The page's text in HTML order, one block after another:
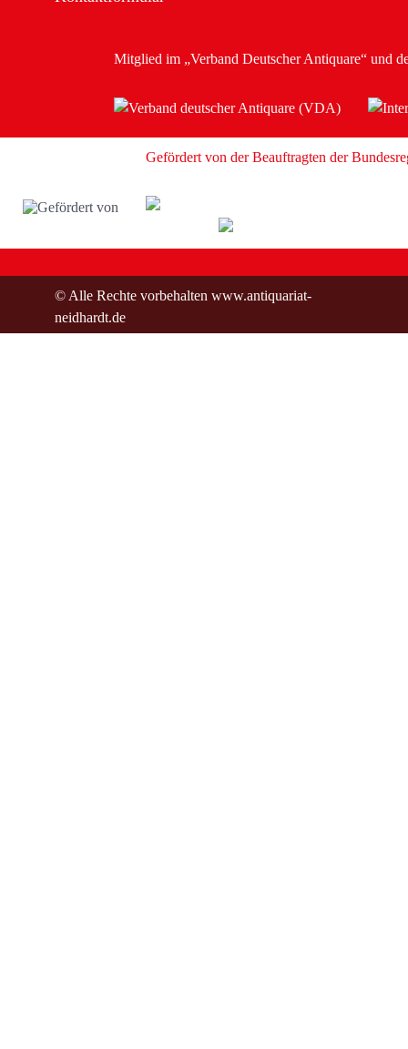
Mitglied im „Verband Deutscher Antiquare“und
Gefördert von der Beauftragten der
© Alle Rechte vorbehalten www.antiquariat-
neidhardt.de